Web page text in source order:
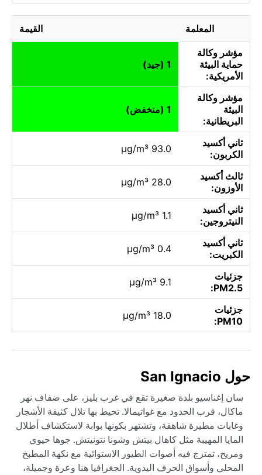
المعلمة القيمة
مؤشر وكالة
حماية البيئة
الأمريكية:
1 (جيد)
مؤشر وكالة
البيئة
البريطانية:
1 (منخفض)
ثاني أكسيد
الكربون:
93.0 µg/m³
ثالث أكسيد
الأوزون:
28.0 µg/m³
ثاني أكسيد
النيتروجين:
1.1 µg/m³
ثاني أكسيد
الكبريت:
0.4 µg/m³
جزئيات
PM2.5:
9.1 µg/m³
جزئيات
PM10:
18.0 µg/m³
حول San Ignacio
سان إغناسيو بلدة صغيرة تقع في غرب بليز، على ضفاف نهر
ماكال، قرب الحدود مع غواتيمالا. تحيط بها تلال كثيفة الأشجار
وغابات مطيرة شاهقة، وتشتهر بكونها بوابة لاستكشاف أطلال
المايا المهيبة مثل كاهال بيتش وشونا نتونيتش. جوها حيوي
ومريح، تمتزج فيه أصوات الطيور الاستوائية مع نكهة المطبخ
المحلي وأسواق الحرف اليدوية. الجغرافيا هنا وعرة وجميلة،